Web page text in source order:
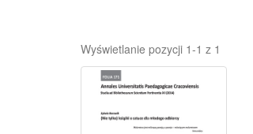
Wyświetlanie pozycji 1-1 z 1